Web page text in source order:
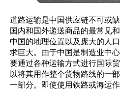
道路运输是中国供应链不可或
国内和国外递送商品的最常见
中国的地理位置以及庞大的人
求巨大。由于中国是制造业中
要通过各种运输方式进行国际
以将其用作整个货物路线的一
一部分。即使使用铁路或海运